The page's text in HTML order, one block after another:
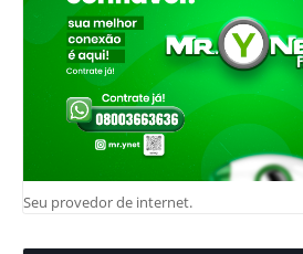
Seu provedor de internet.